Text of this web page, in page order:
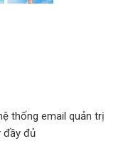
thống email quản trị
đầy đủ